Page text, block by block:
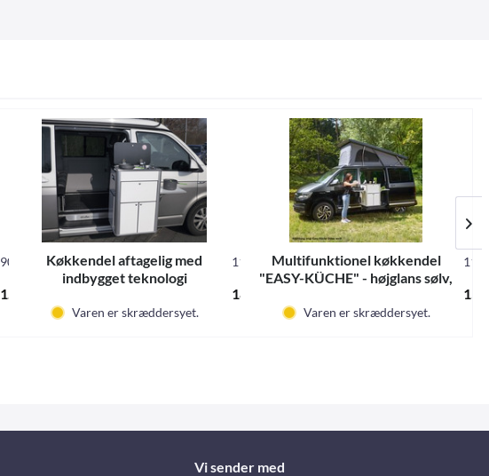
900165
1.055,00 DKK *
Køkkendel aftagelig med
indbygget teknologi
11110
18.795,00 DKK *
Varen er skræddersyet.
Multifunktionel køkkendel
"EASY-KÜCHE" - højglans sølv,
Varen er skræddersyet.
Vi sender med